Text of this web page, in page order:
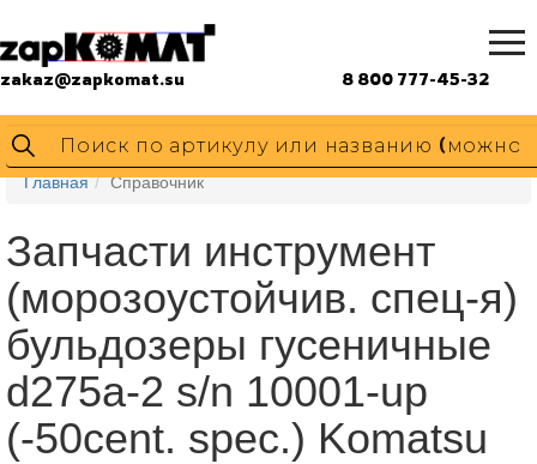
zakaz@zapkomat.su 8 800 777-45-32
Главная Справочник
Запчасти инструмент
(морозоустойчив. спец-я)
бульдозеры гусеничные
d275a-2 s/n 10001-up
(-50cent. spec.) Komatsu